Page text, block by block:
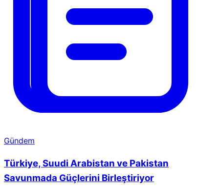
Gündem
Türkiye, Suudi Arabistan ve Pakistan
Savunmada Güçlerini Birleştiriyor